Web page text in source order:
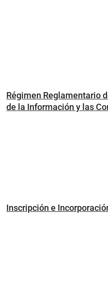
Régimen Reglamentario
de la Información y las
Inscripción e